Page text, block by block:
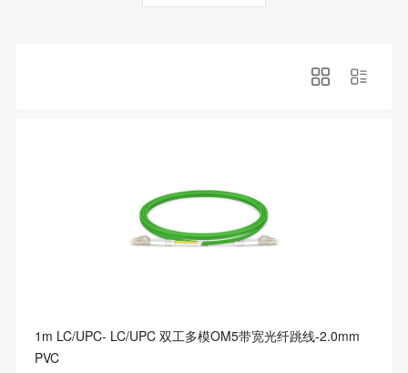
1m LC/UPC- LC/UPC 双工多模OM5带宽光纤跳线-2.0mm
PVC